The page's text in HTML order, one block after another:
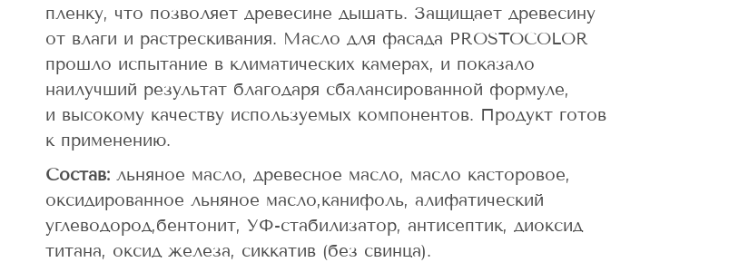
пленку, что позволяет древесине дышать. Защищает древесину
от влаги и растрескивания. Масло для фасада PROSTOCOLOR
прошло испытание в климатических камерах, и показало
наилучший результат благодаря сбалансированной формуле,
и высокому качеству используемых компонентов. Продукт готов
к применению.
Состав: льняное масло, древесное масло, масло касторовое,
оксидированное льняное масло,канифоль, алифатический
углеводород,бентонит, УФ-стабилизатор, антисептик, диоксид
титана, оксид железа, сиккатив (без свинца).